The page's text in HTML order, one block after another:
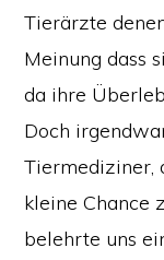
Tierärzte
Meinung dass
da ihre
Doch
Tiermediziner,
kleine Chance
belehrte uns